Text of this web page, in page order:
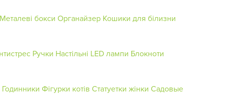
Металеві бокси Органайзер Кошики для білизни
Ручки Настільні LED лампи Блокноти
Годинники Фігурки котів Статуетки жінки Садовые